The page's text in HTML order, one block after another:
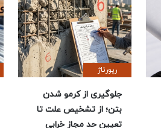
رپورتاژ
جلوگیری از کرمو شدن
بتن؛ از تشخیص علت تا
تعیین حد مجاز خرابی